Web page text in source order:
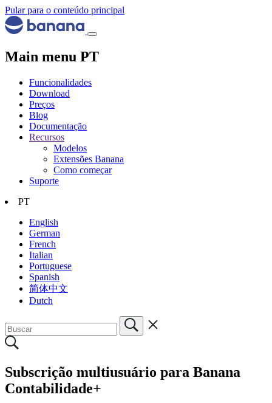
Pular para o conteúdo principal
Main menu PT
Funcionalidades
Download
Preços
Blog
Documentação
Recursos
Modelos
Extensões Banana
Como começar
Suporte
PT
English
German
French
Italian
Portuguese
Spanish
简体中文
Dutch
Subscrição multiusuário para Banana
Contabilidade+